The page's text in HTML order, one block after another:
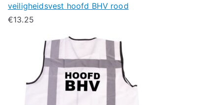
veiligheidsvest hoofd BHV rood
€13.25